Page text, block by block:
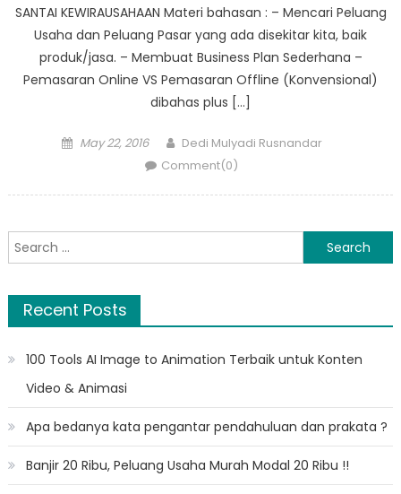
SANTAI KEWIRAUSAHAAN Materi bahasan : – Mencari Peluang
Usaha dan Peluang Pasar yang ada disekitar kita, baik
produk/jasa. – Membuat Business Plan Sederhana –
Pemasaran Online VS Pemasaran Offline (Konvensional)
dibahas plus […]
Posted
May 22, 2016 Author
Dedi Mulyadi Rusnandar
Comment(0)
Search
for:
Recent Posts
100 Tools AI Image to Animation Terbaik untuk Konten
Video & Animasi
Apa bedanya kata pengantar pendahuluan dan prakata ?
Banjir 20 Ribu, Peluang Usaha Murah Modal 20 Ribu !!